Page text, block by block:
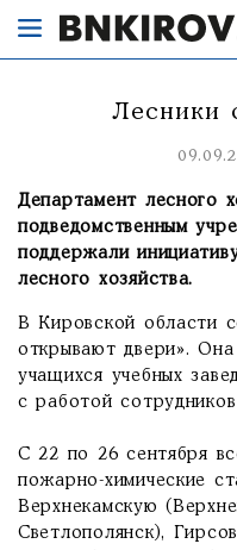
Лесники
Департамент лесного
подведомственным
поддержали
лесного хозяйства.
В Кировской области
открывают двери». Она
учащихся учебных
с работой
С 22 по 26 сентября
пожарно-химические
Верхнекамскую
Светлополянск),